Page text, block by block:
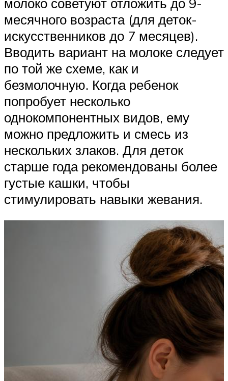
месячного возраста (для деток-
искусственников до 7 месяцев).
Вводить вариант на молоке следует
по той же схеме, как и
безмолочную. Когда ребенок
попробует несколько
однокомпонентных видов, ему
можно предложить и смесь из
нескольких злаков. Для деток
старше года рекомендованы более
густые кашки, чтобы
стимулировать навыки жевания.